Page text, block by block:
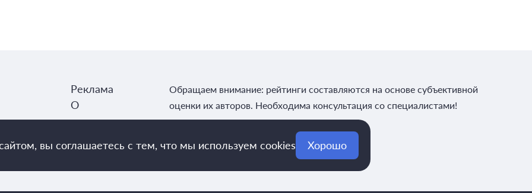
Реклама
О
редакции
Обращаем внимание: рейтинги составляются на основе субъективной
оценки их авторов. Необходима консультация со специалистами!
вы соглашаетесь с тем, что мы используем cookies Хорошо